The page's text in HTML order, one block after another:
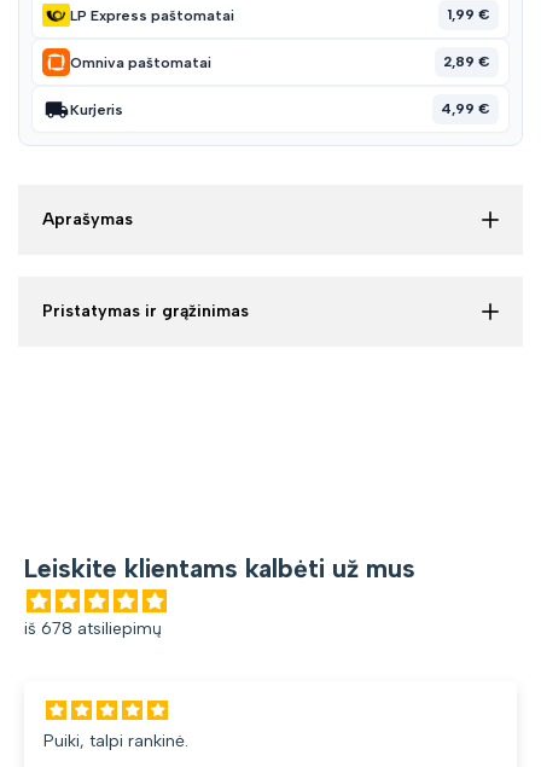
LP Express paštomatai 1,99 €
Omniva paštomatai 2,89 €
Kurjeris 4,99 €
Aprašymas
Pristatymas ir grąžinimas
Leiskite klientams kalbėti už mus
iš 678 atsiliepimų
Puiki, talpi rankinė.